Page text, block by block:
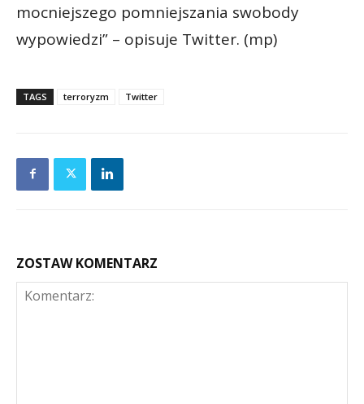
mocniejszego pomniejszania swobody
wypowiedzi” – opisuje Twitter. (mp)
TAGS terroryzm Twitter
ZOSTAW KOMENTARZ